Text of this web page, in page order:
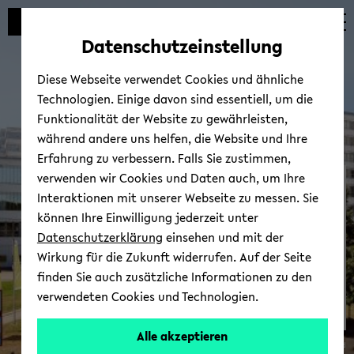
Automatische
vermeiden
skip
main
skip
main
skip
footer
Die BGHS
© Uni­ver­si­tät Bie­le­feld
Datenschutzeinstellung
Diese Webseite verwendet Cookies und ähnliche
Technologien. Einige davon sind essentiell, um die
Funktionalität der Website zu gewährleisten,
während andere uns helfen, die Website und Ihre
Erfahrung zu verbessern. Falls Sie zustimmen,
verwenden wir Cookies und Daten auch, um Ihre
Interaktionen mit unserer Webseite zu messen. Sie
können Ihre Einwilligung jederzeit unter
Datenschutzerklärung einsehen und mit der
Wirkung für die Zukunft widerrufen. Auf der Seite
finden Sie auch zusätzliche Informationen zu den
verwendeten Cookies und Technologien.
Alle akzeptieren